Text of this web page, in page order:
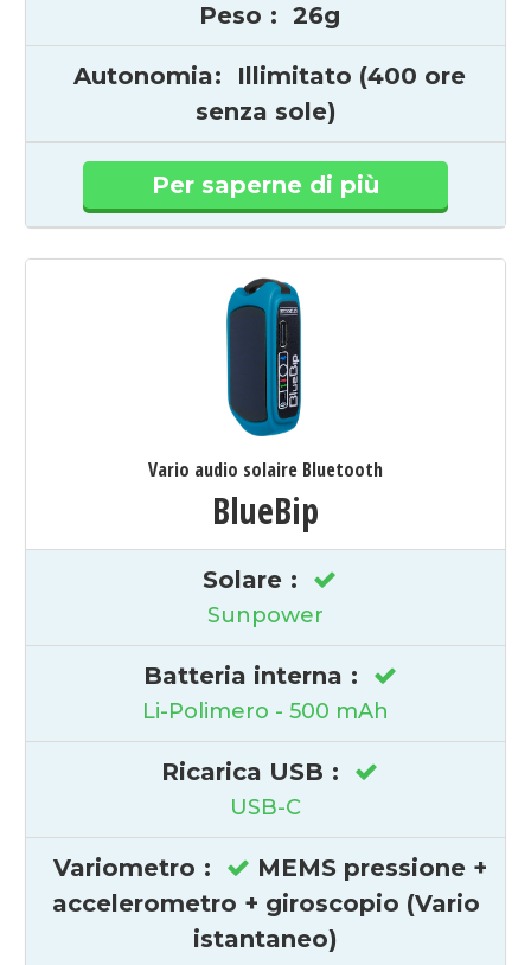
Peso : 26g
Autonomia:
Illimitato (400 ore
senza sole)
Per saperne di più
Vario audio solaire Bluetooth
BlueBip
Solare :
Sunpower
Batteria interna :
Li-Polimero - 500 mAh
Ricarica USB :
USB-C
Variometro :
MEMS pressione +
accelerometro + giroscopio (Vario
istantaneo)